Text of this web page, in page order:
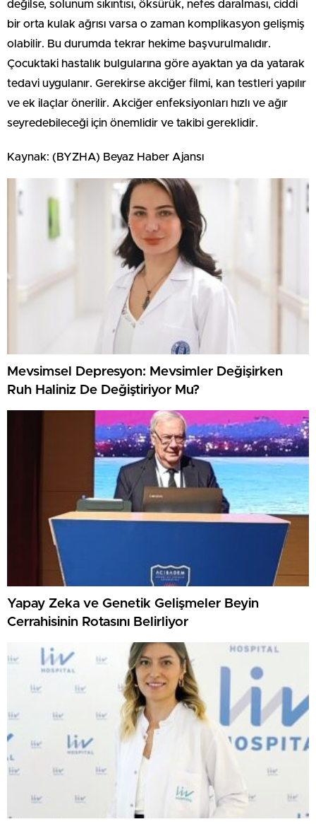
değilse, solunum sıkıntısı, öksürük, nefes daralması, ciddi
bir orta kulak ağrısı varsa o zaman komplikasyon gelişmiş
olabilir. Bu durumda tekrar hekime başvurulmalıdır.
Çocuktaki hastalık bulgularına göre ayaktan ya da yatarak
tedavi uygulanır. Gerekirse akciğer filmi, kan testleri yapılır
ve ek ilaçlar önerilir. Akciğer enfeksiyonları hızlı ve ağır
seyredebileceği için önemlidir ve takibi gereklidir.
Kaynak: (BYZHA) Beyaz Haber Ajansı
Mevsimsel Depresyon: Mevsimler Değişirken
Ruh Haliniz De Değiştiriyor Mu?
Yapay Zeka ve Genetik Gelişmeler Beyin
Cerrahisinin Rotasını Belirliyor